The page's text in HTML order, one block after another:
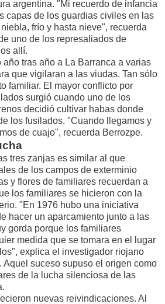
argentina. "Mi recuerdo de infancia
capas de los guardias civiles en las
frío y hasta nieve", recuerda
uno de los represaliados de
allí.
tras año a La Barranca a varias
que vigilaran a las viudas. Tan sólo
familiar. El mayor conflicto por
surgió cuando uno de los
decidió cultivar habas donde
los fusilados. "Cuando llegamos y
de cuajo", recuerda Berrozpe.
tres zanjas es similar al que
de los campos de exterminio
y flores de familiares recuerdan a
los familiares se hicieron con la
"En 1976 hubo una iniciativa
hacer un aparcamiento junto a las
gorda porque los familiares
medida que se tomara en el lugar
explica el investigador riojano
Aquel suceso supuso el origen como
de la lucha silenciosa de las
nuevas reivindicaciones. Al